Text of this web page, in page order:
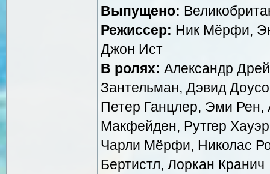
Выпущено:
Режиссер: Ник Мёрфи,
Джон Ист
В ролях: Александр
Зантельман, Дэвид
Петер Ганцлер, Эми
Макфейден, Рутгер
Чарли Мёрфи, Николас
Бертистл, Лоркан Кранич